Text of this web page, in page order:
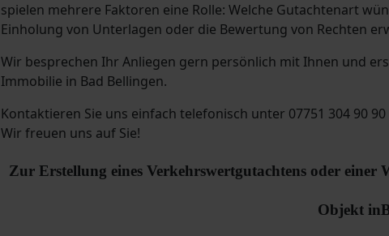
spielen mehrere Faktoren eine Rolle: Welche Gutachtenart
Einholung von Unterlagen oder die Bewertung von Rechten
Wir besprechen Ihr Anliegen gern persönlich mit Ihnen und
Immobilie in Bad Bellingen.
Kontaktieren Sie uns einfach telefonisch unter 07751 304 90 90
Wir freuen uns auf Sie!
Zur Erstellung eines Verkehrswertgutachtens oder
Objekt in